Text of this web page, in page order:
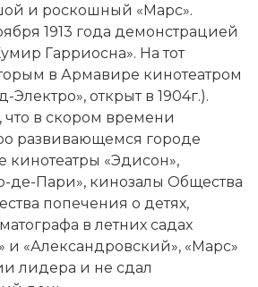
и роскошный «Марс».
1913 года демонстрацией
Гарриосна». На тот
в Армавире кинотеатром
открыт в 1904г.).
что в скором времени
развивающемся городе
кинотеатры «Эдисон»,
де-Пари», кинозалы Общества
попечения о детях,
в летних садах
и «Александровский», «Марс»
лидера и не сдал